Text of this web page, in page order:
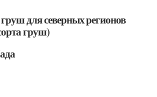
для северных регионов
груш)